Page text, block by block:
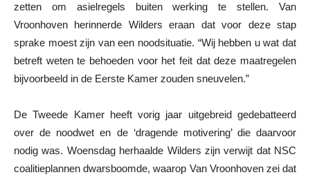
zetten om asielregels buiten werking te stellen. Van
Vroonhoven herinnerde Wilders eraan dat voor deze stap
sprake moest zijn van een noodsituatie. “Wij hebben u wat dat
betreft weten te behoeden voor het feit dat deze maatregelen
bijvoorbeeld in de Eerste Kamer zouden sneuvelen.”
De Tweede Kamer heeft vorig jaar uitgebreid gedebatteerd
over de noodwet en de ‘dragende motivering’ die daarvoor
nodig was. Woensdag herhaalde Wilders zijn verwijt dat NSC
coalitieplannen dwarsboomde, waarop Van Vroonhoven zei dat